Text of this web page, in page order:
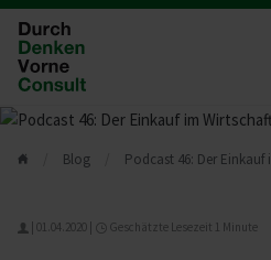
Blog Podcast 46: Der
01.04.2020| Geschätzte Lesezeit 1 Minute